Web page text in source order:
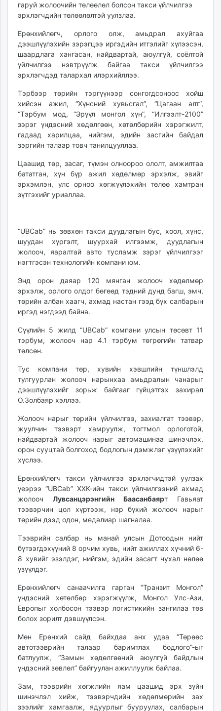
unen.mn
asu.mn
shudarga.mn
shuurhai.mn
unuudur.mn
isee.mn
mglradio.com
fact.mn
itoim.mn
tumen.mn
shuum.mn
times.mn
mass.mn
unegui.mn
assa.mn
paparazzi.mn
unread.today
гаруй жолоочийн төлөөлөл болсон такси үйлчилгээ
эрхлэгчдийн төлөөлөлтэй уулзлаа.
Ерөнхийлөгч, орлого олж, амьдрал ахуйгаа
дээшлүүлэхийн зэрэгцээ иргэдийн итгэлийг хүлээсэн,
шаардлага хангасан, найдвартай, аюулгүй, соёлтой
үйлчилгээ нэвтрүүлж байгаа такси үйлчилгээ
эрхлэгчдэд талархал илэрхийллээ.
Тэрбээр төрийн тэргүүнээр сонгогдсоноос хойш
хийсэн ажил, “Хүнсний хувьсгал”, “Цагаан алт”,
“Тэрбум мод, “Эрүүл монгол хүн”, “Илгээлт-2100”
зэрэг үндэсний хөдөлгөөн, хөтөлбөрийн хэрэгжилт,
гадаад харилцаа, нийгэм, эдийн засгийн байдал
зэргийн талаар товч танилцууллаа.
Цаашид төр, засаг, түмэн олноороо ололт, амжилтаа
бататган, хүн бүр ажил хөдөлмөр эрхэлж, эвийг
эрхэмлэн, улс орноо хөгжүүлэхийн төлөө хамтран
зүтгэхийг уриаллаа.
“UBCab” нь зөвхөн такси дуудлагын бус, хоол, хүнс,
шуудан хүргэлт, шуурхай илгээмж, дуудлагын
жолооч, яаралтай авто тусламж зэрэг үйлчилгээг
нэгтгэсэн технологийн компани юм.
Энд орон даяар 120 мянган жолооч хөдөлмөр
эрхэлж, орлого олдог бөгөөд тэдний дунд багш, эмч,
төрийн албан хаагч, ахмад настан гээд бүх салбарын
иргэд нэгдээд байна.
Сүүлийн 5 жилд “UBCab” компани улсын төсөвт 11
тэрбум, жолооч нар 4.1 тэрбум төгрөгийн татвар
төлсөн.
Тус компани төр, хувийн хэвшлийн түншлэлд
тулгуурлан жолооч нарынхаа амьдралын чанарыг
дээшлүүлэхийг зорьж байгааг гүйцэтгэх захирал
О.Золбаяр хэллээ.
Жолооч нарыг төрийн үйлчилгээ, захиалгат тээвэр,
жуулчин тээвэрт хамруулж, тогтмол орлоготой,
найдвартай жолооч нарыг автомашинаа шинэчлэх,
орон сууцтай болгоход бодлогын дэмжлэг үзүүлэхийг
хүслээ.
Ерөнхийлөгч такси үйлчилгээ эрхлэгчидтэй уулзах
үеэрээ “UBCab” ХХК-ийн такси үйлчилгээний ахмад
жолооч Лувсанцэрэнгийн Баасанбаярт Гавьяат
тээвэрчин цол хүртээж, нэр бүхий жолооч нарыг
төрийн дээд одон, медалиар шагналаа.
Тээврийн салбар нь манай улсын Дотоодын нийт
бүтээгдэхүүний 8 орчим хувь, нийт ажиллах хүчний 6-
8 хувийг эзэлдэг, нийгэм, эдийн засагт чухал нөлөө
үзүүлдэг.
Ерөнхийлөгч санаачилга гарган “Транзит Монгол”
үндэсний хөтөлбөр хэрэгжүүлж, Монгол Улс-Ази,
Европыг холбосон тээвэр логистикийн зангилаа төв
болох зорилт дэвшүүлсэн.
Мөн Ерөнхий сайд байхдаа анх удаа “Төрөөс
автотээврийн талаар баримтлах бодлого”-ыг
батлуулж, “Замын хөдөлгөөний аюулгүй байдлын
үндэсний зөвлөл” байгуулан ажиллуулж байлаа.
Зам, тээврийн хөгжлийн яам цаашид эрх зүйн
шинэчлэл хийж, тээвэрчдийн хөдөлмөрийн зах
зээлийг хамгаалж, ядуурлыг бууруулах, салбарын